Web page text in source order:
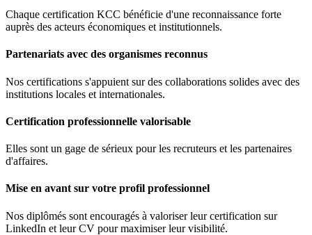
Chaque certification KCC bénéficie d'une reconnaissance forte
auprès des acteurs économiques et institutionnels.
Partenariats avec des organismes reconnus
Nos certifications s'appuient sur des collaborations solides avec des
institutions locales et internationales.
Certification professionnelle valorisable
Elles sont un gage de sérieux pour les recruteurs et les partenaires
d'affaires.
Mise en avant sur votre profil professionnel
Nos diplômés sont encouragés à valoriser leur certification sur
LinkedIn et leur CV pour maximiser leur visibilité.